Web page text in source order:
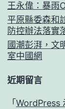
王永偉：暴雨
平原縣委森和
防控辦法落實
國潮彭湃，文
室中國網
近期留言
「 WordPress